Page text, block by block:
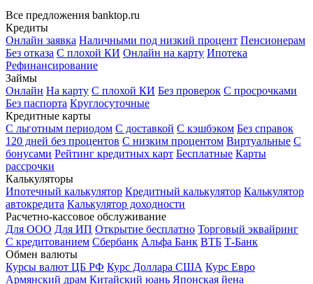
Все предложения banktop.ru
Кредиты
Онлайн заявка Наличными под низкий процент Пенсионерам
Без отказа С плохой КИ Онлайн на карту Ипотека
Рефинансирование
Займы
Онлайн На карту С плохой КИ Без проверок С просрочками
Без паспорта Круглосуточные
Кредитные карты
С льготным периодом С доставкой С кэшбэком Без справок
120 дней без процентов С низким процентом Виртуальные С
бонусами Рейтинг кредитных карт Бесплатные Карты
рассрочки
Калькуляторы
Ипотечный калькулятор Кредитный калькулятор Калькулятор
автокредита Калькулятор доходности
Расчетно-кассовое обслуживание
Для ООО Для ИП Открытие бесплатно Торговый эквайринг
С кредитованием Сбербанк Альфа Банк ВТБ Т-Банк
Обмен валюты
Курсы валют ЦБ РФ Курс Доллара США Курс Евро
Армянский драм Китайский юань Японская йена